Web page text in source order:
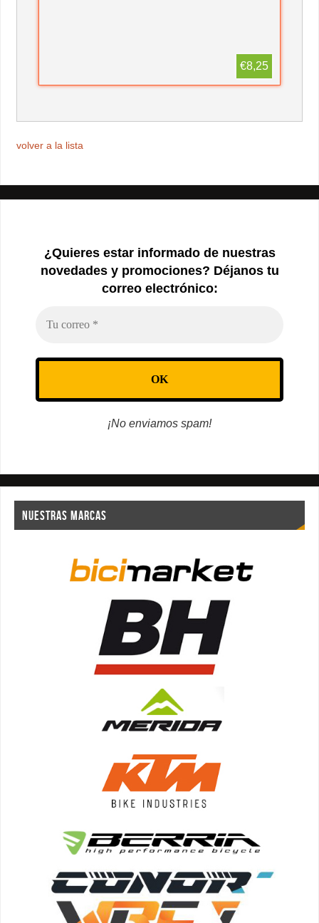
€8,25
volver a la lista
¿Quieres estar informado de nuestras
novedades y promociones? Déjanos tu
correo electrónico:
¡No enviamos spam!
NUESTRAS MARCAS